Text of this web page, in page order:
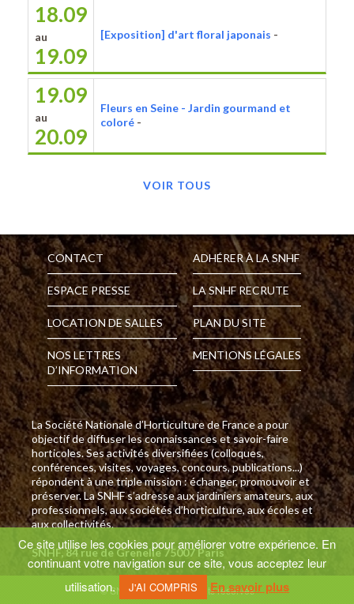
18.09
au
19.09
[Exposition] d'art floral japonais -
19.09
au
20.09
Fleurs en Seine - Jardin gourmand et
coloré -
VOIR TOUS
CONTACT
ESPACE PRESSE
LOCATION DE SALLES
NOS LETTRES
D’INFORMATION
La Société Nationale d’Horticulture de France a pour
objectif de diffuser les connaissances et savoir-faire
horticoles. Ses activités diversifiées (colloques,
conférences, visites, voyages, concours, publications...)
répondent à une triple mission : échanger, promouvoir et
préserver. La SNHF s’adresse aux jardiniers amateurs, aux
professionnels, aux sociétés d’horticulture, aux écoles et
aux collectivités.
SNHF, 84 rue de Grenelle 75007 Paris
ADHÉRER À LA SNHF
LA SNHF RECRUTE
PLAN DU SITE
MENTIONS LÉGALES
© SNHF 2026 - Tous droits réservés
Ce site utilise les cookies pour améliorer votre expérience. En
continuant votre navigation sur ce site, vous acceptez leur
utilisation.
J'AI COMPRIS En savoir plus